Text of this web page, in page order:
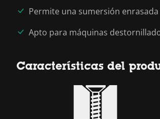
Permite una sumersión
Apto para máquinas
Características del